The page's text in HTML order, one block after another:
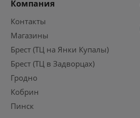
Компания
Контакты
Магазины
Брест (ТЦ на Янки Купалы)
Брест (ТЦ в Задворцах)
Гродно
Кобрин
Пинск